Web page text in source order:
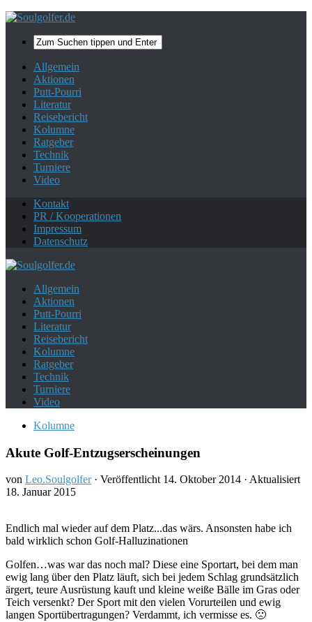
Allgemein
Aktionen
Putt-Pourri
Literatur
Reisebericht
Kolumne
Ratgeber
Technik
Turniere
Video
Kontakt
PR / Kooperationen
Impressum
Datenschutz
Allgemein
Aktionen
Putt-Pourri
Literatur
Reisebericht
Kolumne
Ratgeber
Technik
Turniere
Video
Kolumne
Akute Golf-Entzugserscheinungen
von Leo.Soulgolfer · Veröffentlicht 14. Oktober 2014 · Aktualisiert
18. Januar 2015
Endlich mal wieder auf dem Platz...das wärs. Ansonsten habe ich
bald wirklich schon Golf-Halluzinationen
Golfen…was war das noch mal? Diese eine Sportart, bei dem man
ewig lang über den Platz läuft, sich bei jedem Schlag grundsätzlich
ärgert, teure Ausrüstung kauft und kleine weiße Bälle im Gras oder
Teich versenkt? Der Sport mit den vielen Vorurteilen und ewig
langen Sportübertragungen? Verdammt, ich vermisse es. 🙁
Mehr zum Datenschutz. Ok, danke!